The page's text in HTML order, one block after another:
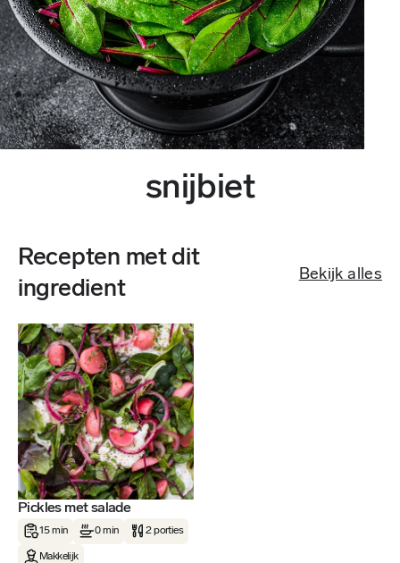
snijbiet
Recepten met dit
ingredient
Bekijk alles
Pickles met salade
15 min 0 min 2 porties
Makkelijk